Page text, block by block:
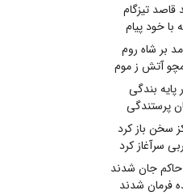
تیزگام
با خود پیام
بر شاه روم
آتش ز موم
پایه بندگی
پرستندگی
سخن باز کرد
سرآغاز کرد
جان شدند
فرمان شدند